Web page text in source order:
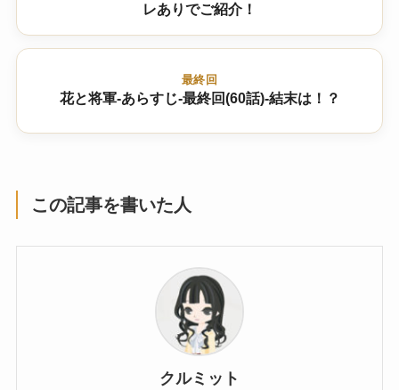
レありでご紹介！
最終回
花と将軍-あらすじ-最終回(60話)-結末は！？
この記事を書いた人
クルミット